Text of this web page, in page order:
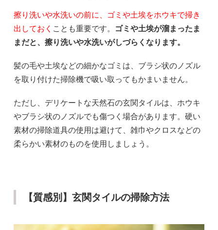
擦り洗いや水洗いの前に、ゴミや土埃をホウキで掃き
出しておく ことも重要です。
ゴミや土埃が溜まったま
まだと、擦り洗いや水洗いがしづらくなります。
髪の毛や土埃などの細かなゴミは、ブラシ状のノズル
を取り付けた掃除機で吸い取ってもかまいません。
ただし、デリケートな天然石の玄関タイルは、ホウキ
やブラシ状のノズルでも傷つく場合があります。硬い
素材の掃除道具の使用は避けて、雑巾やクロスなどの
柔らかい素材のものを使用しましょう。
【質感別】玄関タイルの掃除方法